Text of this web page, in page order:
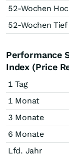
52-Wochen
52-Wochen Tief
Performance
Index (Price
1 Tag
1 Monat
3 Monate
6 Monate
Lfd. Jahr